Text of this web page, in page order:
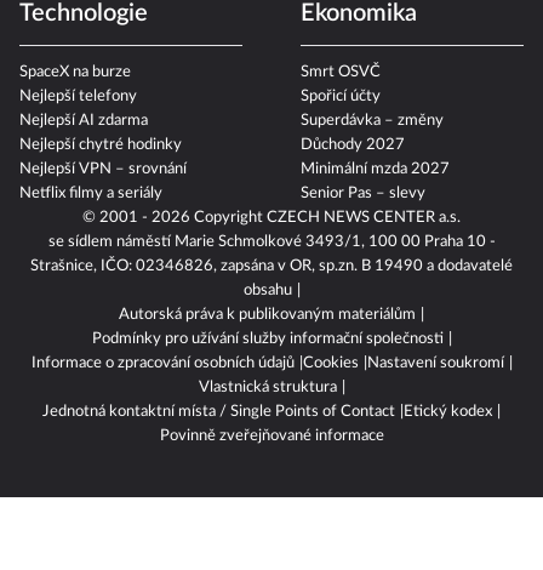
© 2001 - 2026 Copyright CZECH NEWS CENTER a.s.
se sídlem náměstí Marie Schmolkové 3493/1, 100 00 Praha 10 -
Strašnice, IČO: 02346826, zapsána v OR, sp.zn. B 19490 a dodavatelé
obsahu
Autorská práva k publikovaným materiálům
Podmínky pro užívání služby informační společnosti
Informace o zpracování osobních údajů Cookies
Nastavení soukromí
Vlastnická struktura
Jednotná kontaktní místa / Single Points of Contact
Etický kodex
Povinně zveřejňované informace
Technologie
SpaceX na burze
Nejlepší telefony
Nejlepší AI zdarma
Nejlepší chytré hodinky
Nejlepší VPN – srovnání
Netflix filmy a seriály
Ekonomika
Smrt OSVČ
Spořicí účty
Superdávka – změny
Důchody 2027
Minimální mzda 2027
Senior Pas – slevy